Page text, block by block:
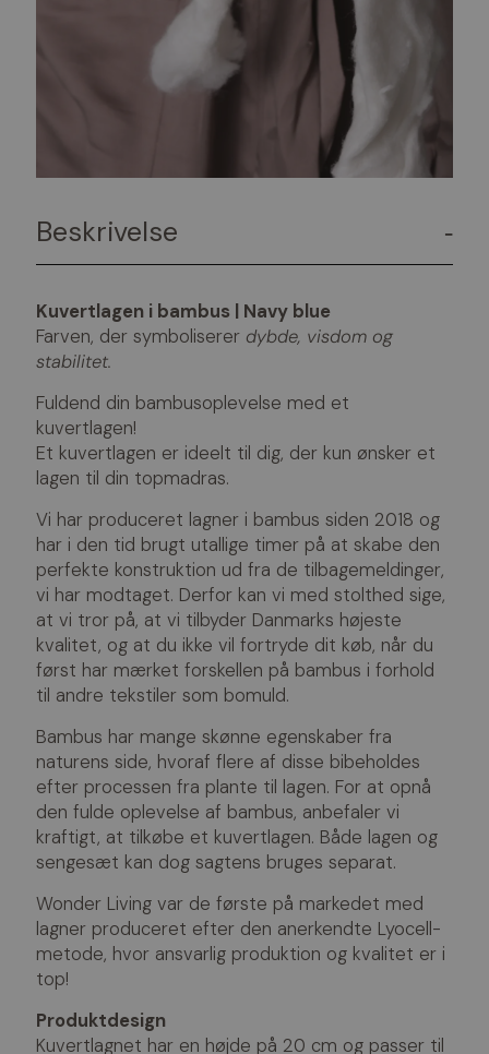
Beskrivelse -
Kuvertlagen i bambus | Navy blue
Farven, der symboliserer dybde, visdom og
stabilitet.
Fuldend din bambusoplevelse med et
kuvertlagen!
Et kuvertlagen er ideelt til dig, der kun ønsker et
lagen til din topmadras.
Vi har produceret lagner i bambus siden 2018 og
har i den tid brugt utallige timer på at skabe den
perfekte konstruktion ud fra de tilbagemeldinger,
vi har modtaget. Derfor kan vi med stolthed sige,
at vi tror på, at vi tilbyder Danmarks højeste
kvalitet, og at du ikke vil fortryde dit køb, når du
først har mærket forskellen på bambus i forhold
til andre tekstiler som bomuld.
Bambus har mange skønne egenskaber fra
naturens side, hvoraf flere af disse bibeholdes
efter processen fra plante til lagen. For at opnå
den fulde oplevelse af bambus, anbefaler vi
kraftigt, at tilkøbe et kuvertlagen. Både lagen og
sengesæt kan dog sagtens bruges separat.
Wonder Living var de første på markedet med
lagner produceret efter den anerkendte Lyocell-
metode, hvor ansvarlig produktion og kvalitet er i
top!
Produktdesign
Kuvertlagnet har en højde på 20 cm og passer til